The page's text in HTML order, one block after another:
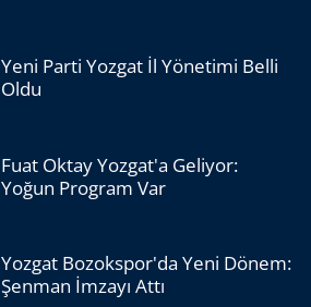
Yeni Parti Yozgat İl Yönetimi Belli
Oldu
Fuat Oktay Yozgat'a Geliyor:
Yoğun Program Var
Yozgat Bozokspor'da Yeni Dönem:
Şenman İmzayı Attı